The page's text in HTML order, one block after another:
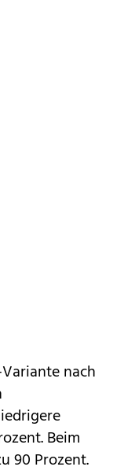
nach
Beim
90 Prozent.